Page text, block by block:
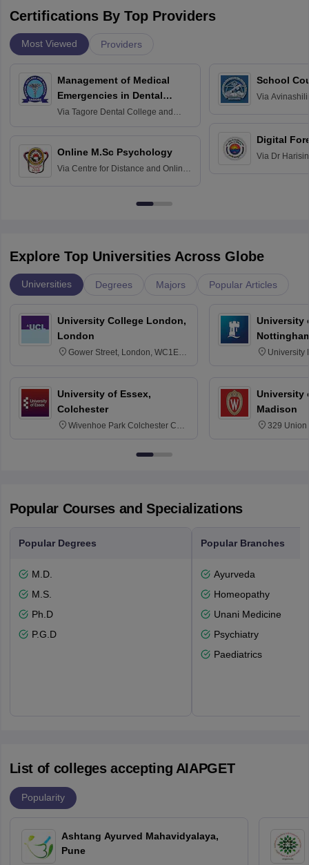
Certifications By Top Providers
Most Viewed Providers
Management of Medical
Emergencies in Dental
Practice
Via Tagore Dental College and
Online M.Sc Psychology
Via Centre for Distance and Online
School
Via
Digital
Via Dr
Explore Top Universities Across Globe
Universities Degrees Majors Popular Articles
University College London,
London
Gower Street, London, WC1E
University of Essex,
Colchester
Wivenhoe Park Colchester CO4
University
University
University
Madison
329 Union
Popular Courses and Specializations
Popular Degrees
M.D.
M.S.
Ph.D
P.G.D
Popular Branches
Ayurveda
Homeopathy
Unani Medicine
Psychiatry
Paediatrics
List of colleges accepting AIAPGET
Popularity
Ashtang Ayurved Mahavidyalaya,
Pune